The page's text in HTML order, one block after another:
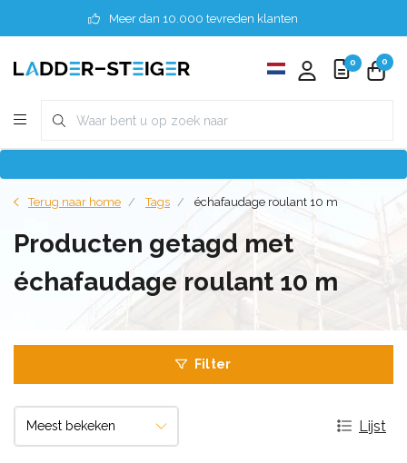
Meer dan 10.000 tevreden klanten
0 0
Terug naar home Tags échafaudage roulant 10 m
Producten getagd met
échafaudage roulant 10 m
Filter
Lijst